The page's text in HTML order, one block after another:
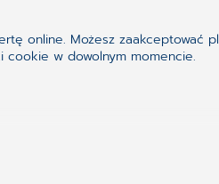
Medical, który
dla sektora eHealth na
online. Możesz zaakceptować
cookie w dowolnym momencie.